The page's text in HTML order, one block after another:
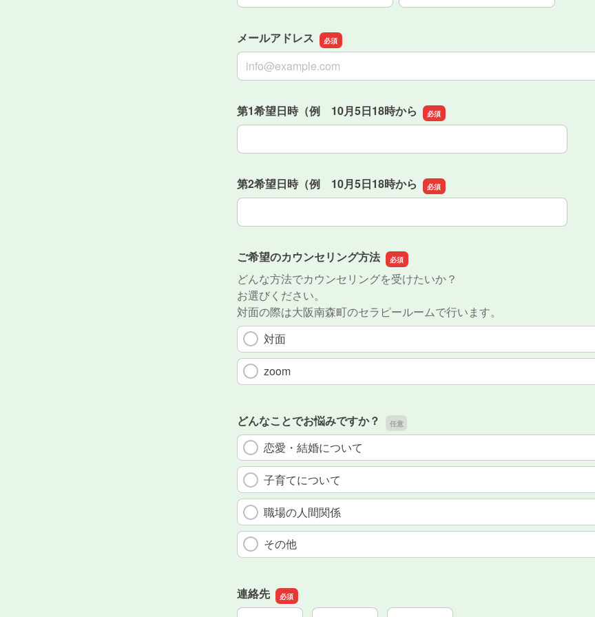
メールアドレス
メールアドレス
第1希望日時（例 10月5日18時から
第1希望日時（例 10月5日18時から
第2希望日時（例 10月5日18時から
第2希望日時（例 10月5日18時から
ご希望のカウンセリング方法
どんな方法でカウンセリングを受けたいか？
お選びください。
対面の際は大阪南森町のセラピールームで行います。
対面
zoom
どんなことでお悩みですか？
恋愛・結婚について
子育てについて
職場の人間関係
その他
連絡先